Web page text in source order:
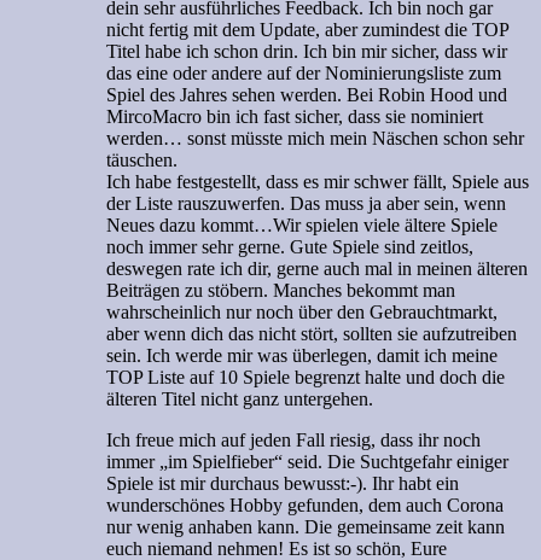
dein sehr ausführliches Feedback. Ich bin noch gar
nicht fertig mit dem Update, aber zumindest die TOP
Titel habe ich schon drin. Ich bin mir sicher, dass wir
das eine oder andere auf der Nominierungsliste zum
Spiel des Jahres sehen werden. Bei Robin Hood und
MircoMacro bin ich fast sicher, dass sie nominiert
werden… sonst müsste mich mein Näschen schon sehr
täuschen.
Ich habe festgestellt, dass es mir schwer fällt, Spiele aus
der Liste rauszuwerfen. Das muss ja aber sein, wenn
Neues dazu kommt…Wir spielen viele ältere Spiele
noch immer sehr gerne. Gute Spiele sind zeitlos,
deswegen rate ich dir, gerne auch mal in meinen älteren
Beiträgen zu stöbern. Manches bekommt man
wahrscheinlich nur noch über den Gebrauchtmarkt,
aber wenn dich das nicht stört, sollten sie aufzutreiben
sein. Ich werde mir was überlegen, damit ich meine
TOP Liste auf 10 Spiele begrenzt halte und doch die
älteren Titel nicht ganz untergehen.
Ich freue mich auf jeden Fall riesig, dass ihr noch
immer „im Spielfieber“ seid. Die Suchtgefahr einiger
Spiele ist mir durchaus bewusst:-). Ihr habt ein
wunderschönes Hobby gefunden, dem auch Corona
nur wenig anhaben kann. Die gemeinsame zeit kann
euch niemand nehmen! Es ist so schön, Eure